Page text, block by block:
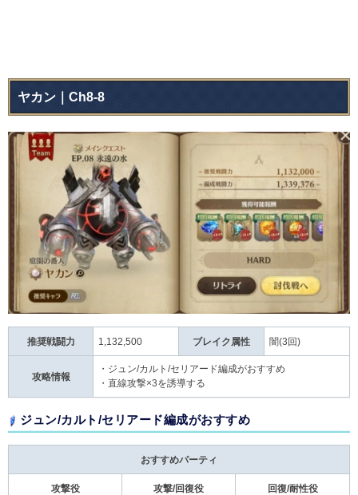
ヤカン｜Ch8-8
推奨戦闘力 1,132,500 ブレイク属性 闇(3回)
攻略情報
・ジュン/カルト/セリアード編成がおすすめ
・直線攻撃×3を誘導する
ジュン/カルト/セリアード編成がおすすめ
おすすめパーティ
攻撃役 攻撃/回復役 回復/耐性役